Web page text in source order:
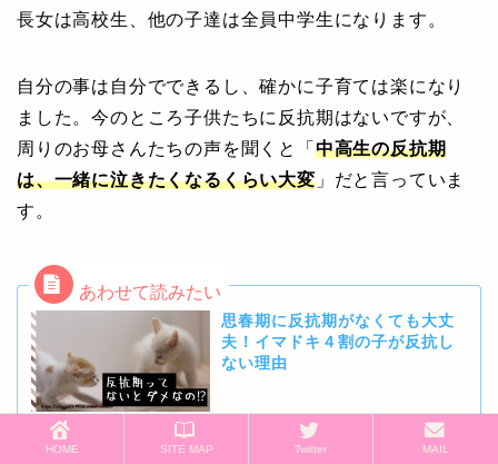
長女は高校生、他の子達は全員中学生になります。
自分の事は自分でできるし、確かに子育ては楽になり
ました。今のところ子供たちに反抗期はないですが、
周りのお母さんたちの声を聞くと「 中高生の反抗期
は、一緒に泣きたくなるくらい大変」だと言っていま
す。
思春期に反抗期がなくても大丈
夫！イマドキ４割の子が反抗し
ない理由
HOME SITE MAP Twitter MAIL